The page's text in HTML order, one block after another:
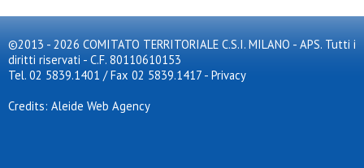
©2013 - 2026 COMITATO TERRITORIALE C.S.I. MILANO - APS. Tutti i
diritti riservati - C.F. 80110610153
Tel. 02 5839.1401 / Fax 02 5839.1417 - Privacy
Credits: Aleide Web Agency